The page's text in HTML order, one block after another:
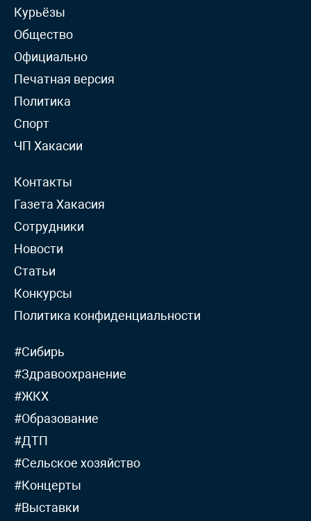
Курьёзы
Общество
Официально
Печатная версия
Политика
Спорт
ЧП Хакасии
Контакты
Газета Хакасия
Сотрудники
Новости
Статьи
Конкурсы
Политика конфиденциальности
#Сибирь
#Здравоохранение
#ЖКХ
#Образование
#ДТП
#Сельское хозяйство
#Концерты
#Выставки